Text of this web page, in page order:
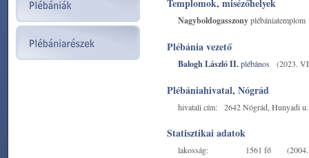
Templomok, misézőhelyek
Nagyboldogasszonyplébániatemplom
Plébánia vezető
Balogh László II.plébános (2023.
Plébániahivatal, Nógrád
hivatali cím: 2642 Nógrád, Hunyadi
Statisztikai adatok
lakosság: 1561 fő